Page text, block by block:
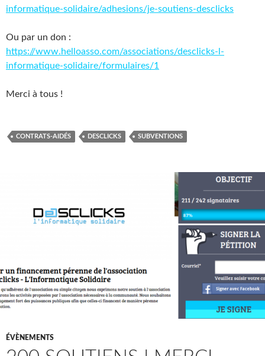
informatique-solidaire/adhesions/je-soutiens-desclicks
Ou par un don :
https://www.helloasso.com/associations/desclicks-l-
informatique-solidaire/formulaires/1
Merci à tous !
CONTRATS-AIDÉS DESCLICKS SUBVENTIONS
ÉVÈNEMENTS